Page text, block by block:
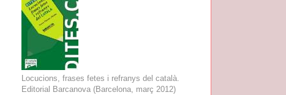
Locucions, frases fetes i refranys del català.
Editorial Barcanova (Barcelona, març 2012)